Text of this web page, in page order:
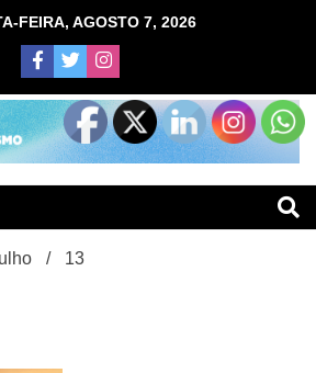
FEIRA, AGOSTO 7, 2026
13